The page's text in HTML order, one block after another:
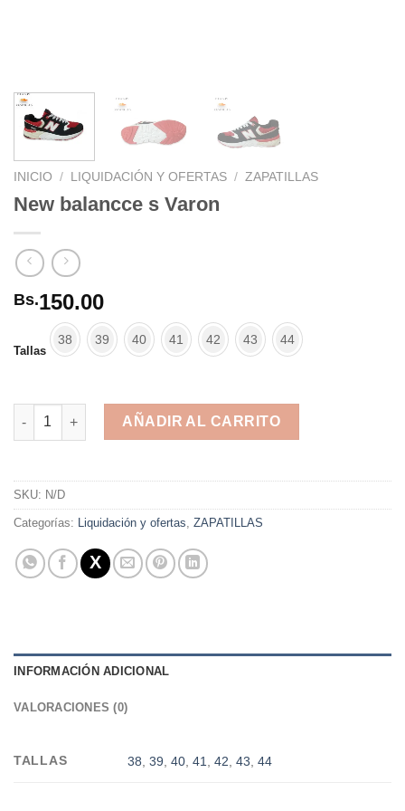
INICIO / LIQUIDACIÓN Y OFERTAS / ZAPATILLAS
New balancce s Varon
Bs.150.00
Tallas
38 39 40 41 42 43 44
New balancce s Varon cantidad
AÑADIR AL CARRITO
SKU: N/D
Categorías: Liquidación y ofertas, ZAPATILLAS
INFORMACIÓN ADICIONAL
VALORACIONES (0)
TALLAS 38,39,40,41,42,43,44